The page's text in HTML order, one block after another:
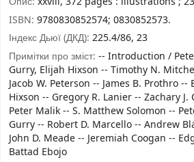
ISBN: 9780830852574; 0830852573.
Індекс Дьюї (ДКД): 225.4/86, 23
Примітки про зміст: -- Introduction /
Gurry, Elijah Hixson -- Timothy N.
Jacob W. Peterson -- James B. Prothro --
Hixson -- Gregory R. Lanier -- Zachary J.
Peter Malik -- S. Matthew Solomon --
Gurry -- Robert D. Marcello -- Andrew
John D. Meade -- Jeremiah Coogan --
Battad Ebojo